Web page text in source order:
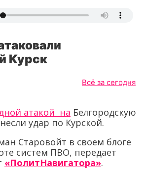
Курск
Всё за сегодня
атакой на Белгородскую
удар по Курской.
Старовойт в своем блоге
систем ПВО, передает
«ПолитНавигатора».